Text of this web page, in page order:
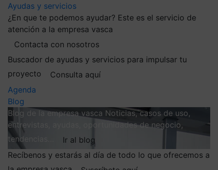
Ayudas y servicios
¿En que te podemos ayudar? Este es el servicio de
atención a la empresa vasca
Contacta con nosotros
Buscador de ayudas y servicios para impulsar tu
proyecto
Consulta aquí
Agenda
Blog
Blog de la empresa vasca Noticias, casos de uso,
entrevistas, ayudas, oportunidades de negocio,
tendencias…
Ir al blog
Recíbenos y estarás al día de todo lo que ofrecemos a